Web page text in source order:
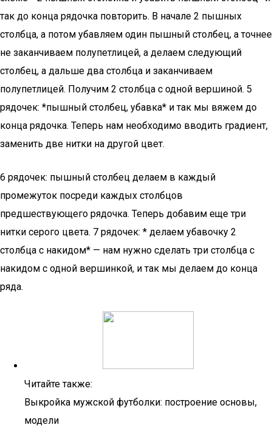
так до конца рядочка повторить. В начале 2 пышных
столбца, а потом убавляем один пышный столбец, а точнее
не заканчиваем полупетлицей, а делаем следующий
столбец, а дальше два столбца и заканчиваем
полупетлицей. Получим 2 столбца с одной вершиной. 5
рядочек: *пышный столбец, убавка* и так мы вяжем до
конца рядочка. Теперь нам необходимо вводить градиент,
заменить две нитки на другой цвет.
6 рядочек: пышный столбец делаем в каждый
промежуток посреди каждых столбцов
предшествующего рядочка. Теперь добавим еще три
нитки серого цвета. 7 рядочек: * делаем убавочку 2
столбца с накидом* — нам нужно сделать три столбца с
накидом с одной вершинкой, и так мы делаем до конца
ряда.
Читайте также:
Выкройка мужской футболки: построение основы,
модели